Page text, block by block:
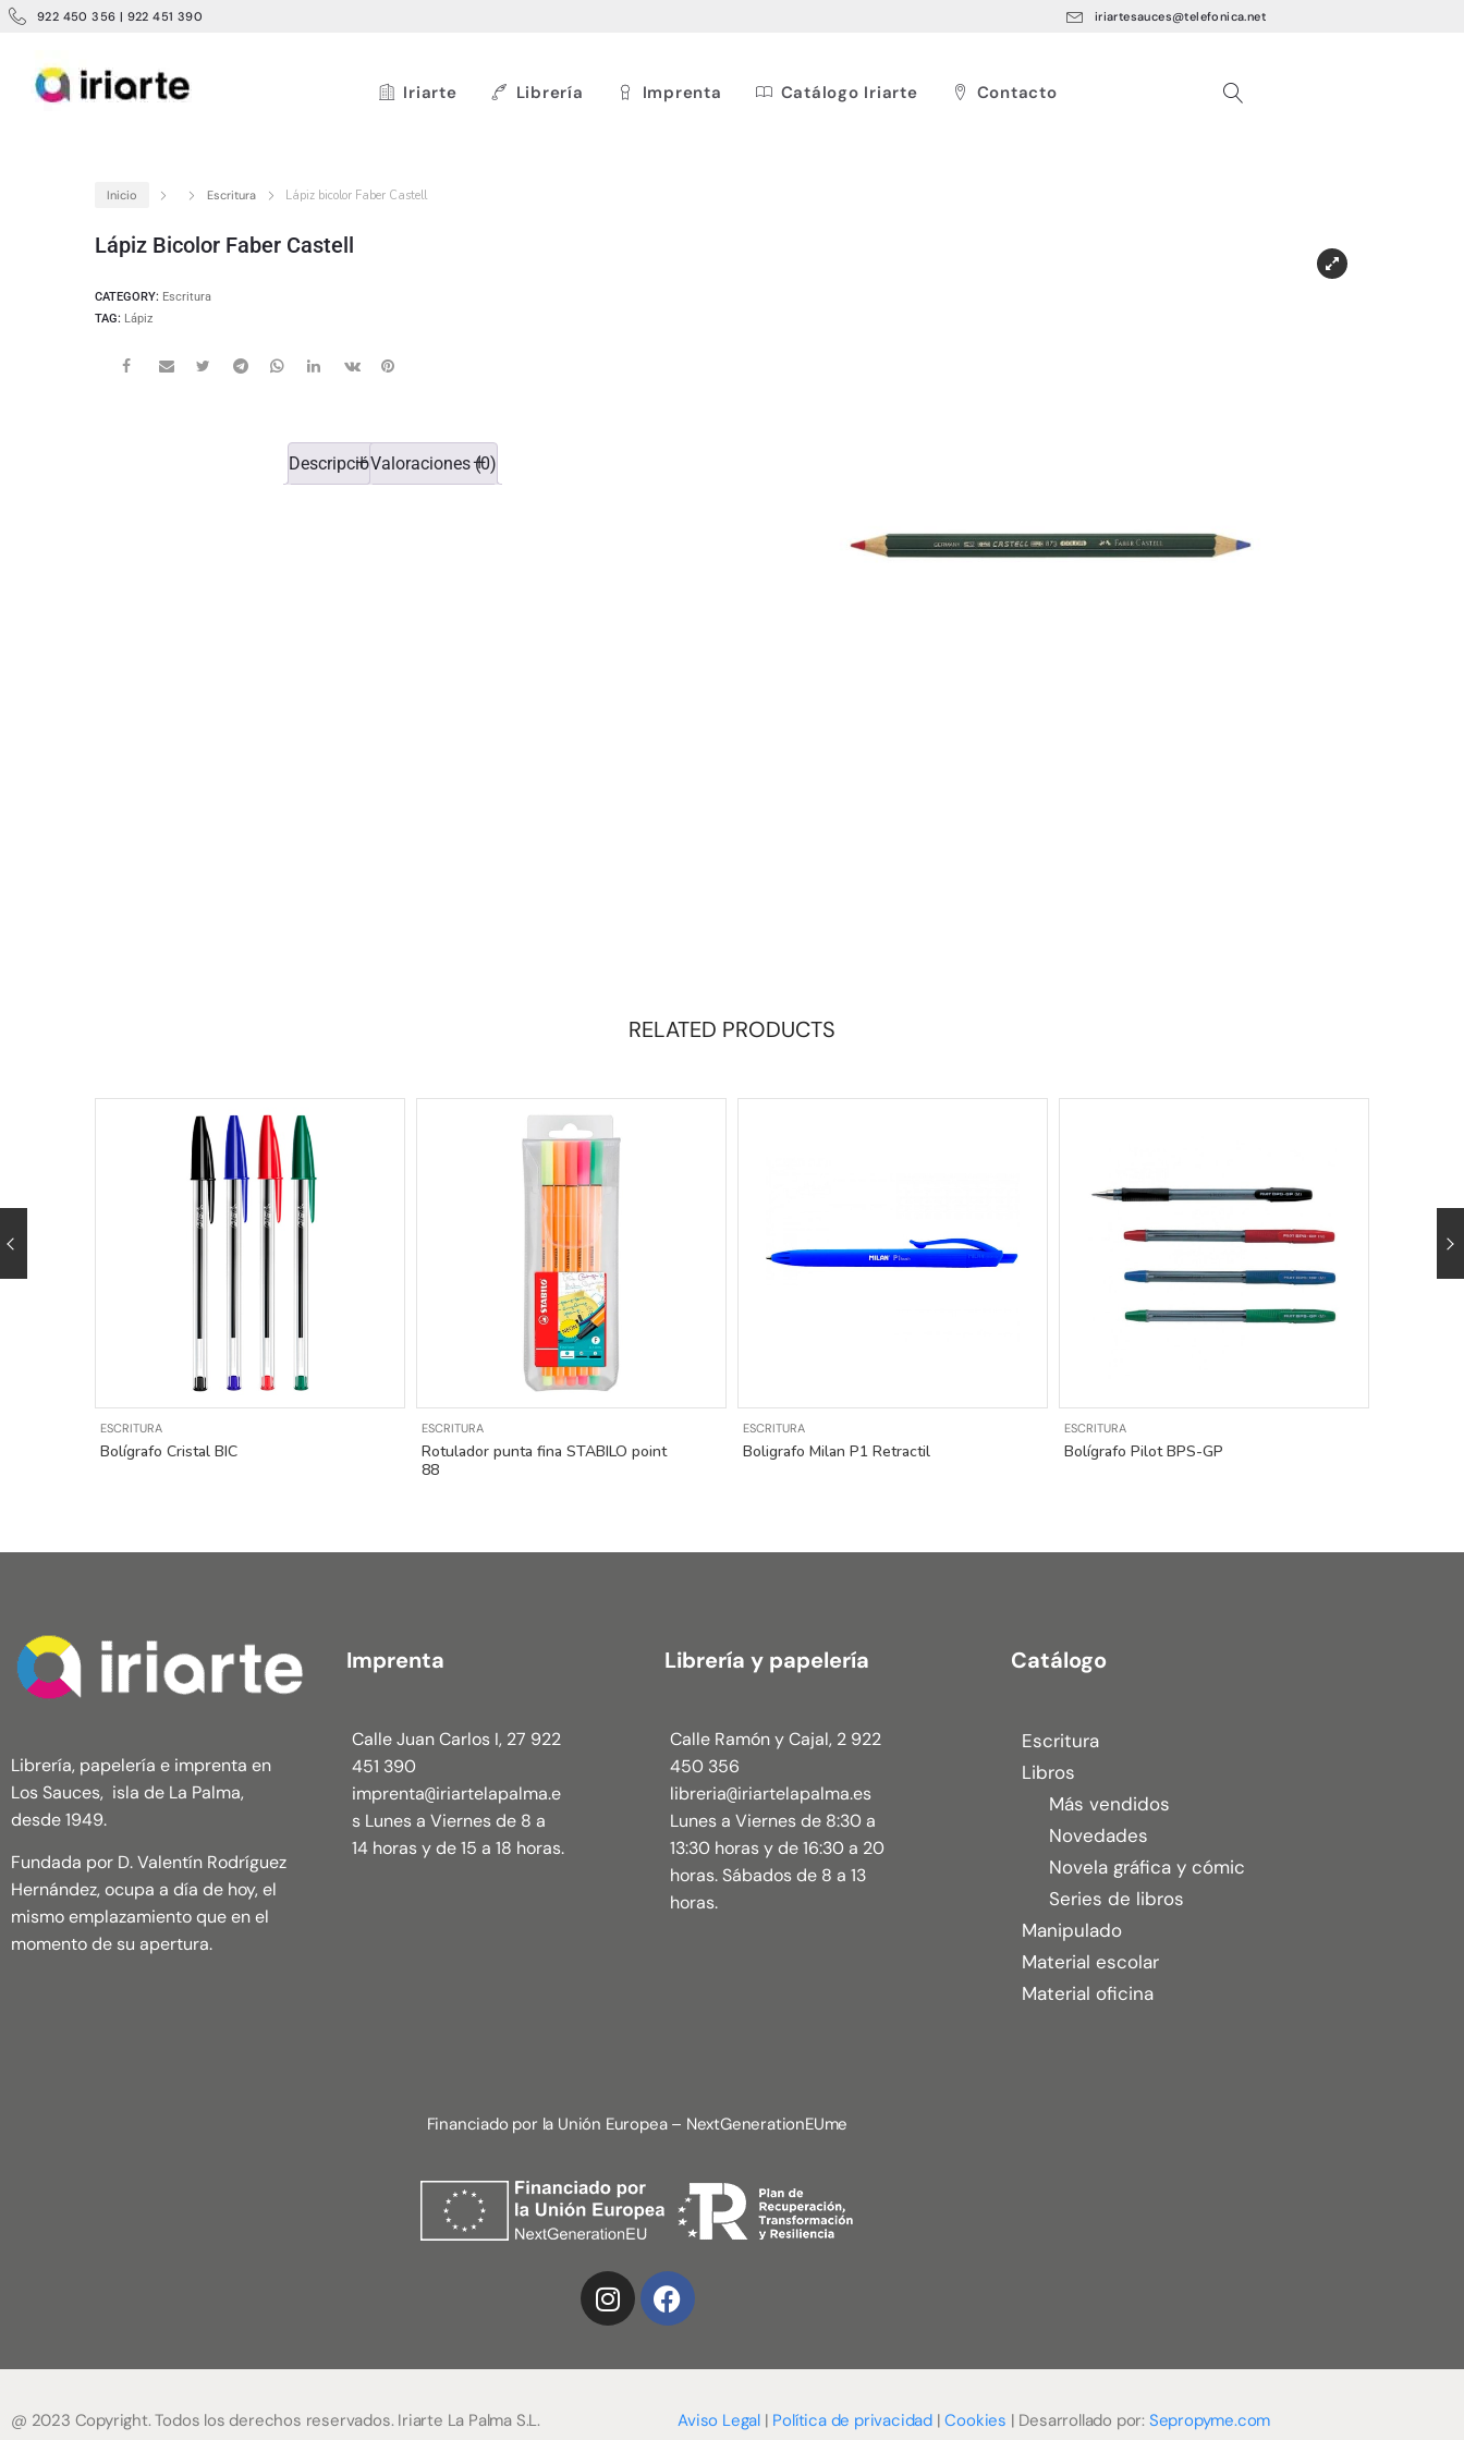
922 450 356 | 922 451 390 iriartesauces@telefonica.net
Iriarte Librería Imprenta Catálogo Iriarte Contacto
Inicio Escritura Lápiz bicolor Faber Castell
Lápiz Bicolor Faber Castell
CATEGORY: Escritura
TAG: Lápiz
DescripciónValoraciones (0)
RELATED PRODUCTS
ESCRITURA
Bolígrafo Cristal BIC
ESCRITURA
Rotulador punta fina STABILO point
88
ESCRITURA
Boligrafo Milan P1 Retractil
ESCRITURA
Bolígrafo Pilot BPS-GP
Librería, papelería e imprenta en
Los Sauces, isla de La Palma,
desde 1949.
Fundada por D. Valentín Rodríguez
Hernández, ocupa a día de hoy, el
mismo emplazamiento que en el
momento de su apertura.
Imprenta
Calle Juan Carlos I, 27 922
451 390
imprenta@iriartelapalma.e
s Lunes a Viernes de 8 a
14 horas y de 15 a 18 horas.
Librería y papelería
Calle Ramón y Cajal, 2 922
450 356
libreria@iriartelapalma.es
Lunes a Viernes de 8:30 a
13:30 horas y de 16:30 a 20
horas. Sábados de 8 a 13
horas.
Catálogo
Escritura
Libros
Más vendidos
Novedades
Novela gráfica y cómic
Series de libros
Manipulado
Material escolar
Material oficina
Financiado por la Unión Europea – NextGenerationEUme
@ 2023 Copyright. Todos los derechos reservados. Iriarte La Palma S.L. Aviso Legal| Política de privacidad|Cookies | Desarrollado por: Sepropyme.com